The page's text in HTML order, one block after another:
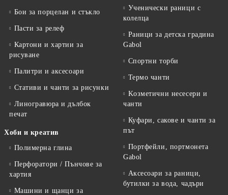
Бои за порцелан и стъкло
Пасти за релеф
Картони и хартии за
рисуване
Палитри и аксесоари
Стативи и чанти за рисунки
Линогравюра и дълбок
печат
Хоби и креатив
Полимерна глина
Перфоратори / Пънчове за
хартия
Машини и щанци за
Ученически раници с
колелца
Раници за детска градина
Gabol
Спортни торби
Термо чанти
Kозметични несесери и
чанти
Куфари, сакове и чанти за
път
Портфейли, портмонета
Gabol
Аксесоари за раници,
бутилки за вода, чадъри